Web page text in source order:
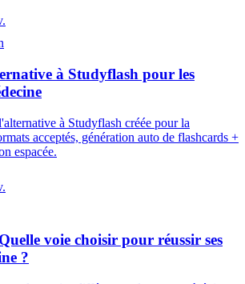
à Studyflash pour les
à Studyflash créée pour la
acceptés, génération auto de flashcards +
espacée.
voie choisir pour réussir ses
?